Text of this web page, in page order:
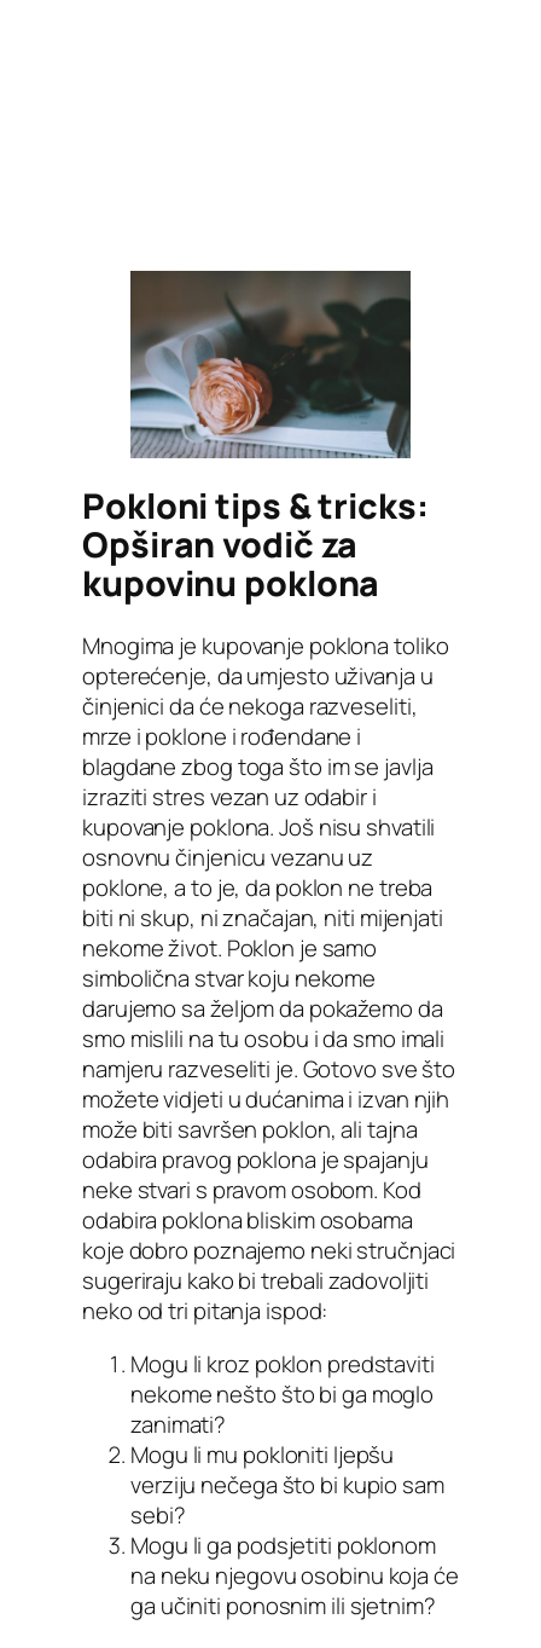
Pokloni tips & tricks:
Opširan vodič za
kupovinu poklona
Mnogima je kupovanje poklona toliko
opterećenje, da umjesto uživanja u
činjenici da će nekoga razveseliti,
mrze i poklone i rođendane i
blagdane zbog toga što im se javlja
izraziti stres vezan uz odabir i
kupovanje poklona. Još nisu shvatili
osnovnu činjenicu vezanu uz
poklone, a to je, da poklon ne treba
biti ni skup, ni značajan, niti mijenjati
nekome život. Poklon je samo
simbolična stvar koju nekome
darujemo sa željom da pokažemo da
smo mislili na tu osobu i da smo imali
namjeru razveseliti je. Gotovo sve što
možete vidjeti u dućanima i izvan njih
može biti savršen poklon, ali tajna
odabira pravog poklona je spajanju
neke stvari s pravom osobom. Kod
odabira poklona bliskim osobama
koje dobro poznajemo neki stručnjaci
sugeriraju kako bi trebali zadovoljiti
neko od tri pitanja ispod:
Mogu li kroz poklon predstaviti
nekome nešto što bi ga moglo
zanimati?
Mogu li mu pokloniti ljepšu
verziju nečega što bi kupio sam
sebi?
Mogu li ga podsjetiti poklonom
na neku njegovu osobinu koja će
ga učiniti ponosnim ili sjetnim?